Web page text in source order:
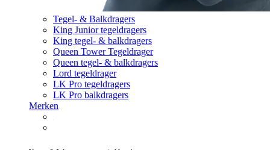
Tegel- & Balkdragers
King Junior tegeldragers
King tegel- & balkdragers
Queen Tower Tegeldrager
Queen tegel- & balkdragers
Lord tegeldrager
LK Pro tegeldragers
LK Pro balkdragers
Merken